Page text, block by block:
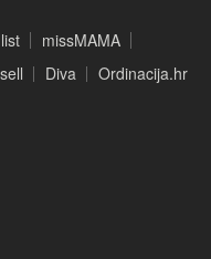
missMAMA
Diva Ordinacija.hr